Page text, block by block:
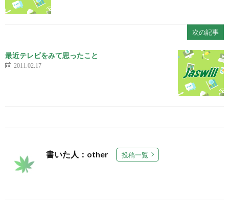
次の記事
最近テレビをみて思ったこと
2011.02.17
書いた人：other 投稿一覧